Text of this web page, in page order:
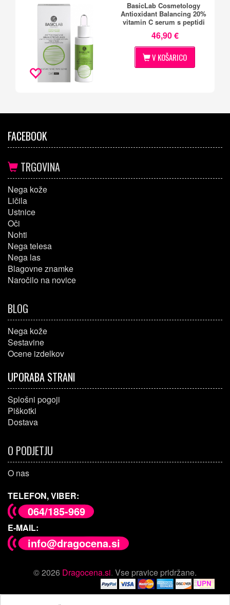
BasicLab Cosmetology
Antioxidant Balancing 20%
vitamin C serum s peptidi
46,90 €
V KOŠARICO
FACEBOOK
TRGOVINA
Nega kože
Ličila
Ustnice
Oči
Nohti
Nega telesa
Nega las
Blagovne znamke
Naročilo na novice
BLOG
Nega kože
Sestavine
Ocene izdelkov
UPORABA STRANI
Splošni pogoji
Piškotki
Dostava
O PODJETJU
O nas
TELEFON, VIBER:
064/185-969
E-MAIL:
info@dragocena.si
© 2026 Dragocena.si. Vse pravice pridržane.